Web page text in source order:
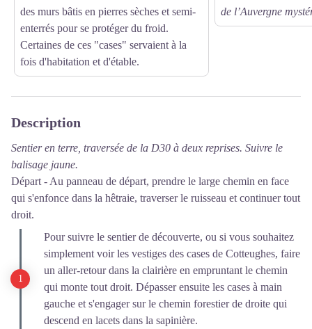
des murs bâtis en pierres sèches et semi-
enterrés pour se protéger du froid.
Certaines de ces "cases" servaient à la
fois d'habitation et d'étable.
de l’Auvergne
Description
Sentier en terre, traversée de la D30 à deux reprises. Suivre le
balisage jaune.
Départ - Au panneau de départ, prendre le large chemin en face
qui s'enfonce dans la hêtraie, traverser le ruisseau et continuer tout
droit.
Pour suivre le sentier de découverte, ou si vous souhaitez
simplement voir les vestiges des cases de Cotteughes, faire
un aller-retour dans la clairière en empruntant le chemin
qui monte tout droit. Dépasser ensuite les cases à main
gauche et s'engager sur le chemin forestier de droite qui
descend en lacets dans la sapinière.